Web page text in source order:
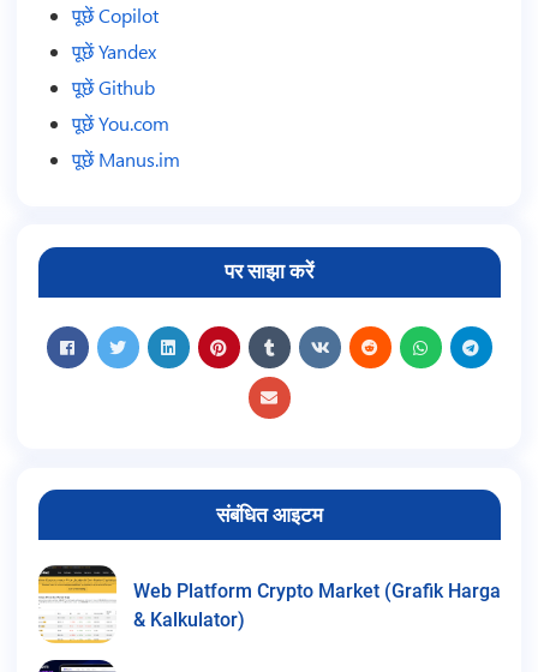
पूछें Copilot
पूछें Yandex
पूछें Github
पूछें You.com
पूछें Manus.im
पर साझा करें
संबंधित आइटम
Web Platform Crypto Market (Grafik Harga
& Kalkulator)